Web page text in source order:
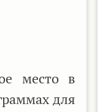
место в
для